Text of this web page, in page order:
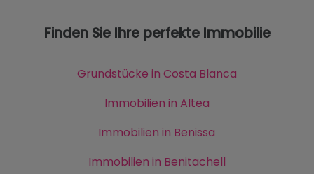
Finden Sie Ihre perfekte Immobilie
Grundstücke in Costa Blanca
Immobilien in Altea
Immobilien in Benissa
Immobilien in Benitachell